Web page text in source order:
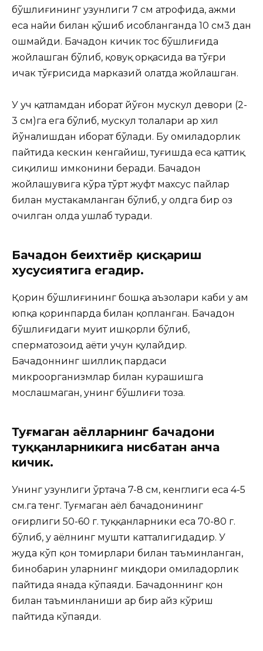
бўшлиғининг узунлиги 7 см атрофида, ҳажми
еса найи билан қўшиб ҳисобланганда 10 см3 дан
ошмайди. Бачадон кичик тос бўшлиғида
жойлашган бўлиб, қовуқ орқасида ва тўғри
ичак тўғрисида марказий ҳолатда жойлашган.
У уч қатламдан иборат йўғон мускул девори (2-
3 см)га ега бўлиб, мускул толалари ҳар хил
йўналишдан иборат бўлади. Бу ҳомиладорлик
пайтида кескин кенгайиш, туғишда еса қаттиқ
сиқилиш имконини беради. Бачадон
жойлашувига кўра тўрт жуфт махсус пайлар
билан мустаҳкамланган бўлиб, у олдга бир оз
очилган ҳолда ушлаб туради.
Бачадон беихтиёр қисқариш
хусусиятига егадир.
Қорин бўшлиғининг бошқа аъзолари каби у ҳам
юпқа қоринпарда билан қопланган. Бачадон
бўшлиғидаги муҳит ишқорли бўлиб,
сперматозоид ҳаёти учун қулайдир.
Бачадоннинг шиллиқ пардаси
микроорганизмлар билан курашишга
мослашмаган, унинг бўшлиғи тоза.
Туғмаган аёлларнинг бачадони
туққанларникига нисбатан анча
кичик.
Унинг узунлиги ўртача 7-8 см, кенглиги еса 4-5
см.га тенг. Туғмаган аёл бачадонининг
оғирлиги 50-60 г. туққанларники еса 70-80 г.
бўлиб, у аёлнинг мушти катталигидадир. У
жуда кўп қон томирлари билан таъминланган,
бинобарин уларнинг миқдори ҳомиладорлик
пайтида янада кўпаяди. Бачадоннинг қон
билан таъминланиши ҳар бир ҳайз кўриш
пайтида кўпаяди.